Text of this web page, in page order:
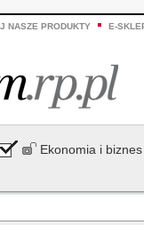
NASZE PRODUKTY E-
Ekonomia i biznes